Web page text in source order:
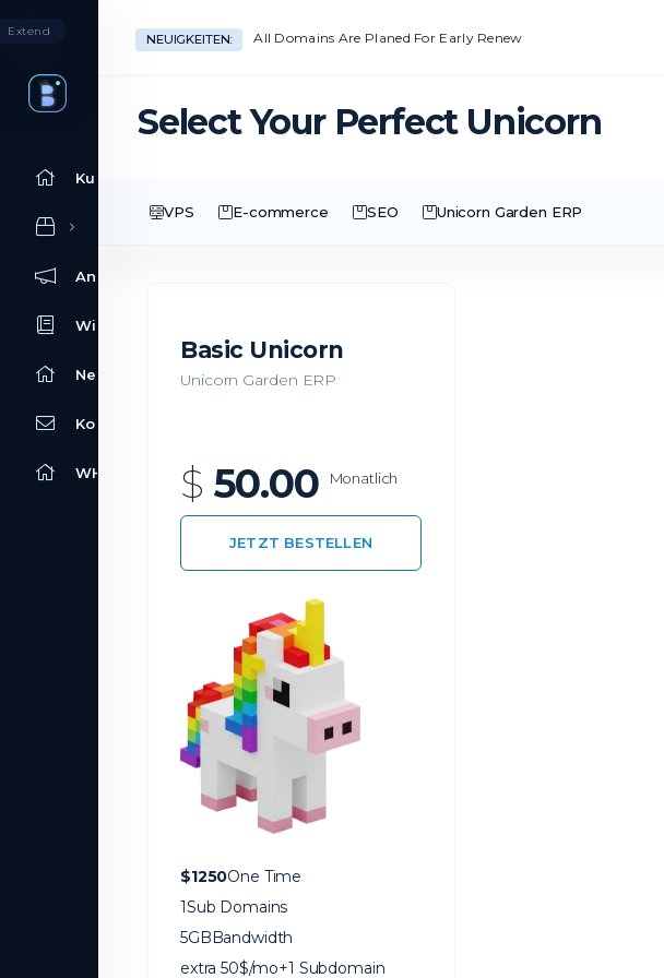
NEUIGKEITEN: All Domains Are Planed For Early Renew
Extend
Kundencenter Home
Ankündigungen
Wissensdatenbank
Netzwerkstatus
Kontaktieren Sie uns
WHOIS
Select Your Perfect Unicorn
VPS E-commerce SEO Unicorn Garden ERP
Basic Unicorn
Unicorn Garden ERP
$ 50.00 Monatlich
JETZT BESTELLEN
$1250One Time
1Sub Domains
5GBBandwidth
extra 50$/mo+1 Subdomain